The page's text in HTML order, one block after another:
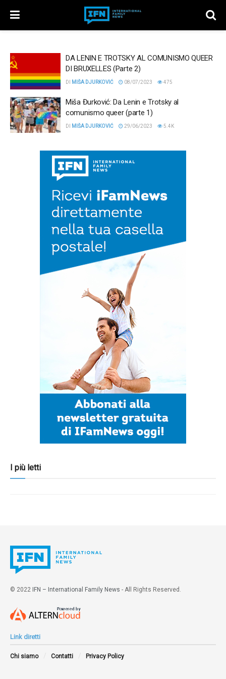
DA LENIN E TROTSKY AL COMUNISMO QUEER
DI BRUXELLES (Parte 2)
DI MIŠA DJURKOVIĆ 08/07/2023 475
Miša Đurković: Da Lenin e Trotsky al
comunismo queer (parte 1)
DI MIŠA DJURKOVIĆ 29/06/2023 5.4K
I più letti
© 2022 IFN – International Family News - All Rights Reserved.
Link diretti
Chi siamo Contatti Privacy Policy